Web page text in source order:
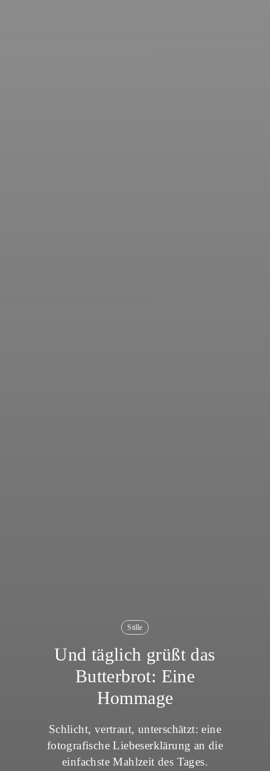
Stille
Und täglich grüßt das
Butterbrot: Eine
Hommage
Schlicht, vertraut, unterschätzt: eine
fotografische Liebeserklärung an die
einfachste Mahlzeit des Tages.